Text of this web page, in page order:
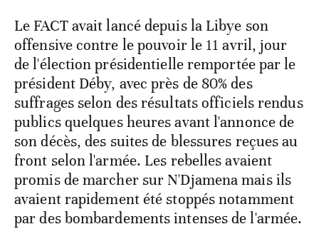
Le FACT avait lancé depuis la Libye son
offensive contre le pouvoir le 11 avril, jour
de l'élection présidentielle remportée par le
président Déby, avec près de 80% des
suffrages selon des résultats officiels rendus
publics quelques heures avant l'annonce de
son décès, des suites de blessures reçues au
front selon l'armée. Les rebelles avaient
promis de marcher sur N'Djamena mais ils
avaient rapidement été stoppés notamment
par des bombardements intenses de l'armée.